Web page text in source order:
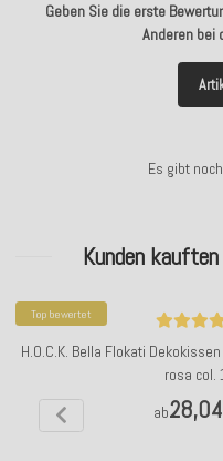
Geben Sie die erste
Anderen bei
Es gibt
Kunden
Top bewertet
H.O.C.K. Bella Flokati
rosa col.
ab